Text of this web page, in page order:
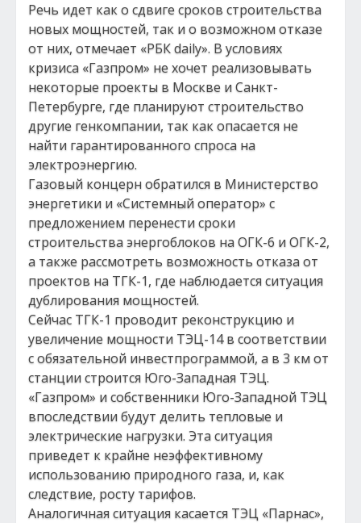
Речь идет как о сдвиге сроков строительства
новых мощностей, так и о возможном отказе
от них, отмечает «РБК daily». В условиях
кризиса «Газпром» не хочет реализовывать
некоторые проекты в Москве и Санкт-
Петербурге, где планируют строительство
другие генкомпании, так как опасается не
найти гарантированного спроса на
электроэнергию.
Газовый концерн обратился в Министерство
энергетики и «Системный оператор» с
предложением перенести сроки
строительства энергоблоков на ОГК-6 и ОГК-2,
а также рассмотреть возможность отказа от
проектов на ТГК-1, где наблюдается ситуация
дублирования мощностей.
Сейчас ТГК-1 проводит реконструкцию и
увеличение мощности ТЭЦ-14 в соответствии
с обязательной инвестпрограммой, а в 3 км от
станции строится Юго-Западная ТЭЦ.
«Газпром» и собственники Юго-Западной ТЭЦ
впоследствии будут делить тепловые и
электрические нагрузки. Эта ситуация
приведет к крайне неэффективному
использованию природного газа, и, как
следствие, росту тарифов.
Аналогичная ситуация касается ТЭЦ «Парнас»,